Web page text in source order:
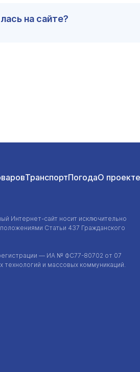
на сайте?
ТранспортПогодаО проекте
Интернет-сайт носит исключительно
Статьи 437 Гражданского
— ИА № ФС77-80702 от 07
и массовых коммуникаций.